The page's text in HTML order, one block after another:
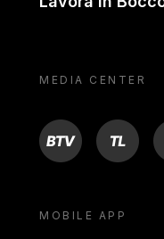
MEDIA CENTER
BTV TL
MOBILE APP